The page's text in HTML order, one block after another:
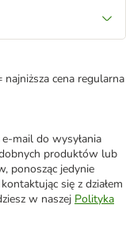
cena regularna
mail do wysyłania
produktów lub
ponosząc jedynie
się z działem
w naszej Polityka